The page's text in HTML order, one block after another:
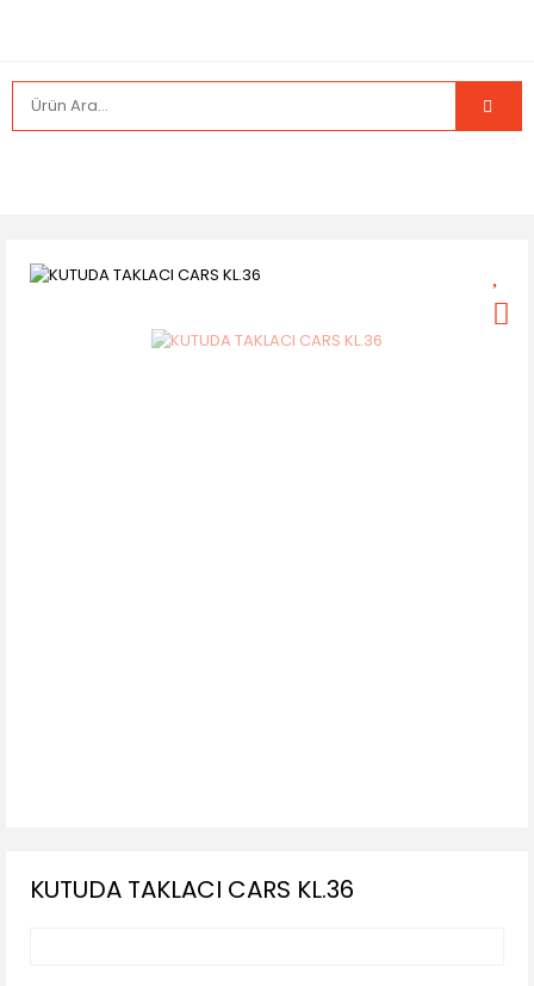
KUTUDA TAKLACI CARS KL.36